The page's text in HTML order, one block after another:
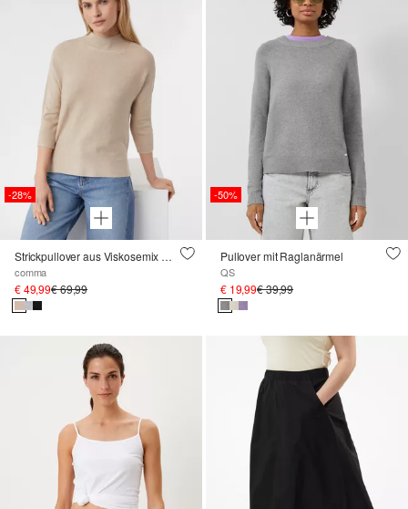
-28%
Strickpullover aus Viskosemix mit Stehkragen
comma
€ 49,99€ 69,99
-50%
Pullover mit Raglanärmel
QS
€ 19,99€ 39,99